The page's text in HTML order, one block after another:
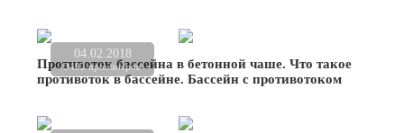
04.02.2018
3492 просмотров
Противоток бассейна в бетонной чаше. Что такое
противоток в бассейне. Бассейн с противотоком